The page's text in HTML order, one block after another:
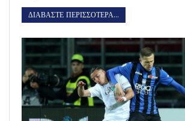
ΔΙΑΒΑΣΤΕ ΠΕΡΙΣΣΟΤΕΡΑ...